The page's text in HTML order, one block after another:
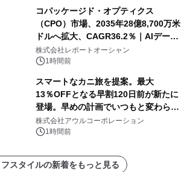
コパッケージド・オプティクス
（CPO）市場、2035年28億8,700万米
ドルへ拡大、CAGR36.2％｜AIデータ
センター・高速光通信需要が成長を加
速
株式会社レポートオーシャン
1時間前
スマートなカニ旅を提案。最大
13％OFFとなる早割120日前が新たに
登場。早めの計画でいつもと変わらぬ
大人の冬旅を。ー夕日ヶ浦温泉「佳松
苑 別邸ふうか」ー
株式会社アウルコーポレーション
1時間前
スタイルの新着をもっと見る